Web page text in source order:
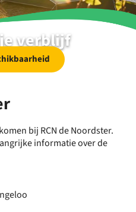
verblijf
bij RCN de Noordster.
informatie over de